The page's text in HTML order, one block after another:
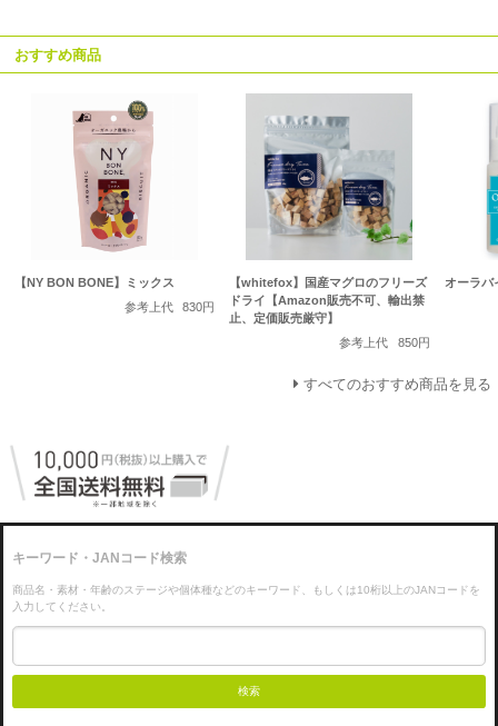
おすすめ商品
【NY BON BONE】ミックス
参考上代
830円
【whitefox】国産マグロのフリーズ
ドライ【Amazon販売不可、輸出禁
止、定価販売厳守】
参考上代
850円
オーラバ
すべてのおすすめ商品を見る
キーワード・JANコード検索
商品名・素材・年齢のステージや個体種などのキーワード、もしくは10桁以上のJANコードを
入力してください。
検索